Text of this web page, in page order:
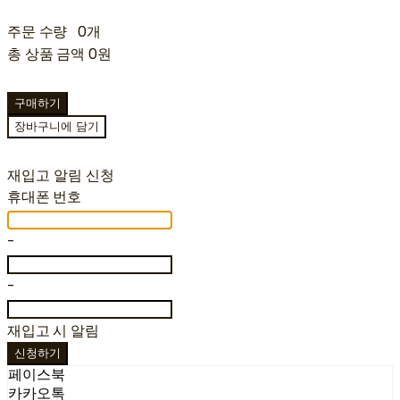
주문 수량 0개
총 상품 금액 0원
구매하기
장바구니에 담기
재입고 알림 신청
휴대폰 번호
-
-
재입고 시 알림
신청하기
페이스북
카카오톡